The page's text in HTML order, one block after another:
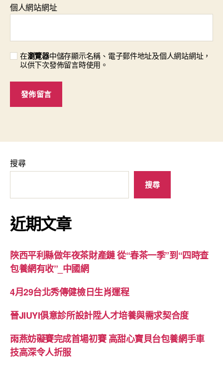
個人網站網址
在瀏覽器中儲存顯示名稱、電子郵件地址及個人網站網址，
以供下次發佈留言時使用。
搜尋
搜尋
近期文章
陜西平利縣做年夜茶財產鏈 從“春茶一季”到“四時查
包養網有收”_中國網
4月29台北秀傳健檢日生肖運程
晉JIUYI俱意診所設計陞人才培養與需求契合度
雨燕妨礙賽完成首場初賽 高甜心寶貝台包養網手車
技高深令人折服